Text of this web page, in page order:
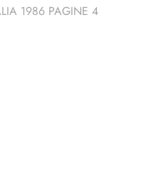
1986 PAGINE 4